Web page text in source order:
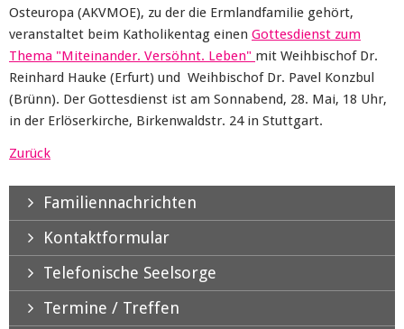
Osteuropa (AKVMOE), zu der die Ermlandfamilie gehört,
veranstaltet beim Katholikentag einen Gottesdienst zum
Thema "Miteinander. Versöhnt. Leben" mit Weihbischof Dr.
Reinhard Hauke (Erfurt) und Weihbischof Dr. Pavel Konzbul
(Brünn). Der Gottesdienst ist am Sonnabend, 28. Mai, 18 Uhr,
in der Erlöserkirche, Birkenwaldstr. 24 in Stuttgart.
Zurück
Familiennachrichten
Kontaktformular
Telefonische Seelsorge
Termine / Treffen